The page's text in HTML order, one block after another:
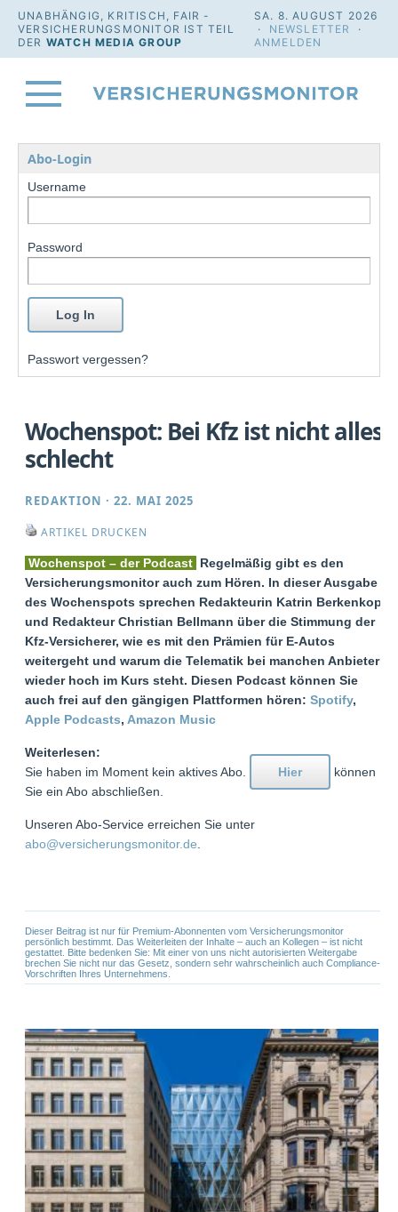
UNABHÄNGIG, KRITISCH, FAIR -
VERSICHERUNGSMONITOR IST TEIL
DER WATCH MEDIA GROUP
SA. 8. AUGUST 2026
· NEWSLETTER
·
ANMELDEN
Abo-Login
Username
Password
Passwort vergessen?
Wochenspot: Bei Kfz ist nicht alles
schlecht
REDAKTION ·22. MAI 2025
ARTIKEL DRUCKEN
Wochenspot – der Podcast Regelmäßig gibt es den
Versicherungsmonitor auch zum Hören. In dieser Ausgabe
des Wochenspots sprechen Redakteurin Katrin Berkenkopf
und Redakteur Christian Bellmann über die Stimmung der
Kfz-Versicherer, wie es mit den Prämien für E-Autos
weitergeht und warum die Telematik bei manchen Anbietern
wieder hoch im Kurs steht. Diesen Podcast können Sie
auch frei auf den gängigen Plattformen hören:Spotify,
Apple Podcasts, Amazon Music
Weiterlesen:
Sie haben im Moment kein aktives Abo.
Hier
können
Sie ein Abo abschließen.
Unseren Abo-Service erreichen Sie unter
abo@versicherungsmonitor.de
Dieser Beitrag ist nur für Premium-Abonnenten vom Versicherungsmonitor
persönlich bestimmt. Das Weiterleiten der Inhalte – auch an Kollegen – ist nicht
gestattet. Bitte bedenken Sie: Mit einer von uns nicht autorisierten Weitergabe
brechen Sie nicht nur das Gesetz, sondern sehr wahrscheinlich auch Compliance-
Vorschriften Ihres Unternehmens.